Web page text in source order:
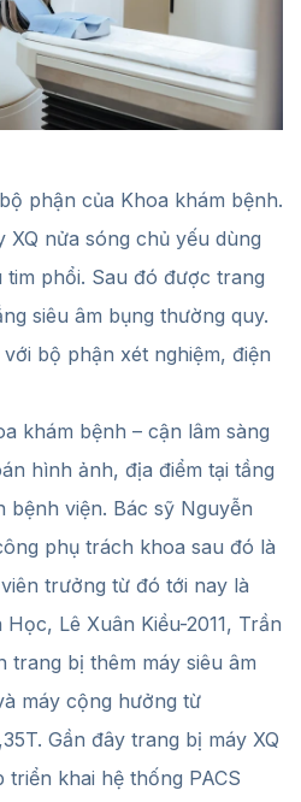
phận của Khoa khám bệnh.
XQ nửa sóng chủ yếu dùng
phổi. Sau đó được trang
siêu âm bụng thường quy.
bộ phận xét nghiệm, điện
khám bệnh – cận lâm sàng
hình ảnh, địa điểm tại tầng
viện. Bác sỹ Nguyễn
phụ trách khoa sau đó là
trưởng từ đó tới nay là
Lê Xuân Kiều-2011, Trần
trang bị thêm máy siêu âm
máy cộng hưởng từ
Gần đây trang bị máy XQ
triển khai hệ thống PACS